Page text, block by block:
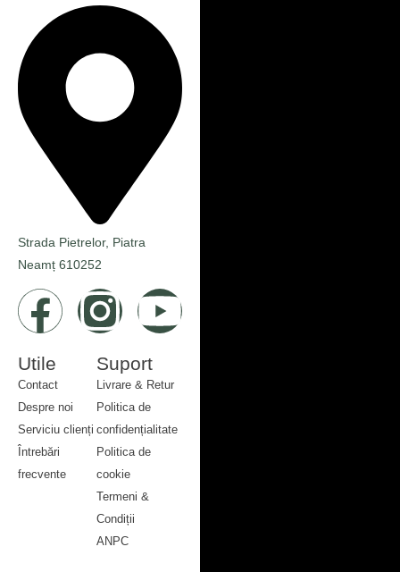
Strada Pietrelor, Piatra
Neamț 610252
Utile
Contact
Despre noi
Serviciu clienți
Întrebări
frecvente
Suport
Livrare & Retur
Politica de
confidențialitate
Politica de
cookie
Termeni &
Condiții
ANPC